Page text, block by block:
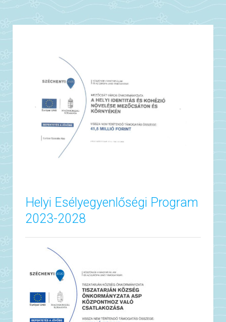
Helyi Esélyegyenlőségi Program
2023-2028